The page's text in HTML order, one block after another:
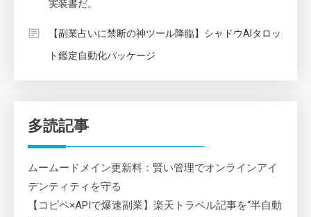
実装書だ。
【副業占いに禁断の神ツール降臨】シャドウAIタロッ
ト鑑定自動化パッケージ
多読記事
ムームードメイン更新料：賢い管理でオンラインアイ
デンティティを守る
【コピペ×APIで爆速副業】楽天トラベル記事を“半自動